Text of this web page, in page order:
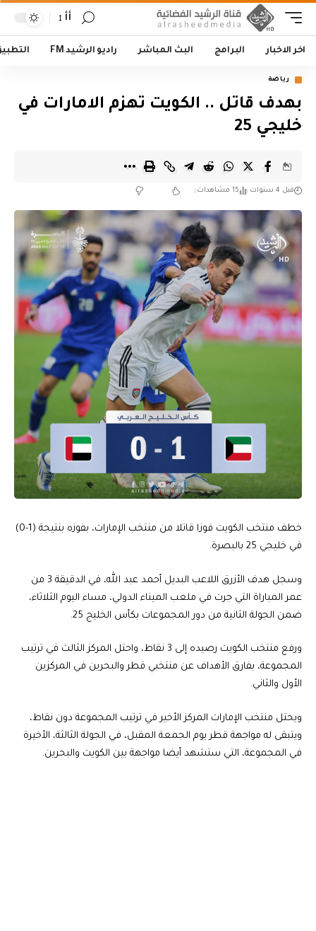
أأ
اخر الاخبار البرامج البث المباشر راديو الرشيد FM
رياضة
بهدف قاتل .. الكويت تهزم الامارات في
خليجي 25
قبل 4 سنوات 15 مشاهدات
خطف منتخب الكويت فوزا قاتلا من منتخب الإمارات، بفوزه بنتيجة (1-0)
في خليجي 25 بالبصرة.
وسجل هدف الأزرق اللاعب البديل أحمد عبد الله، في الدقيقة 3 من
عمر المباراة التي جرت في ملعب الميناء الدولي، مساء اليوم الثلاثاء،
ضمن الجولة الثانية من دور المجموعات بكأس الخليج 25.
ورفع منتخب الكويت رصيده إلى 3 نقاط، واحتل المركز الثالث في ترتيب
المجموعة، بفارق الأهداف عن منتخبي قطر والبحرين في المركزين
الأول والثاني.
ويحتل منتخب الإمارات المركز الأخير في ترتيب المجموعة دون نقاط،
ويتبقى له مواجهة قطر يوم الجمعة المقبل، في الجولة الثالثة، الأخيرة
في المجموعة، التي ستشهد أيضا مواجهة بين الكويت والبحرين.